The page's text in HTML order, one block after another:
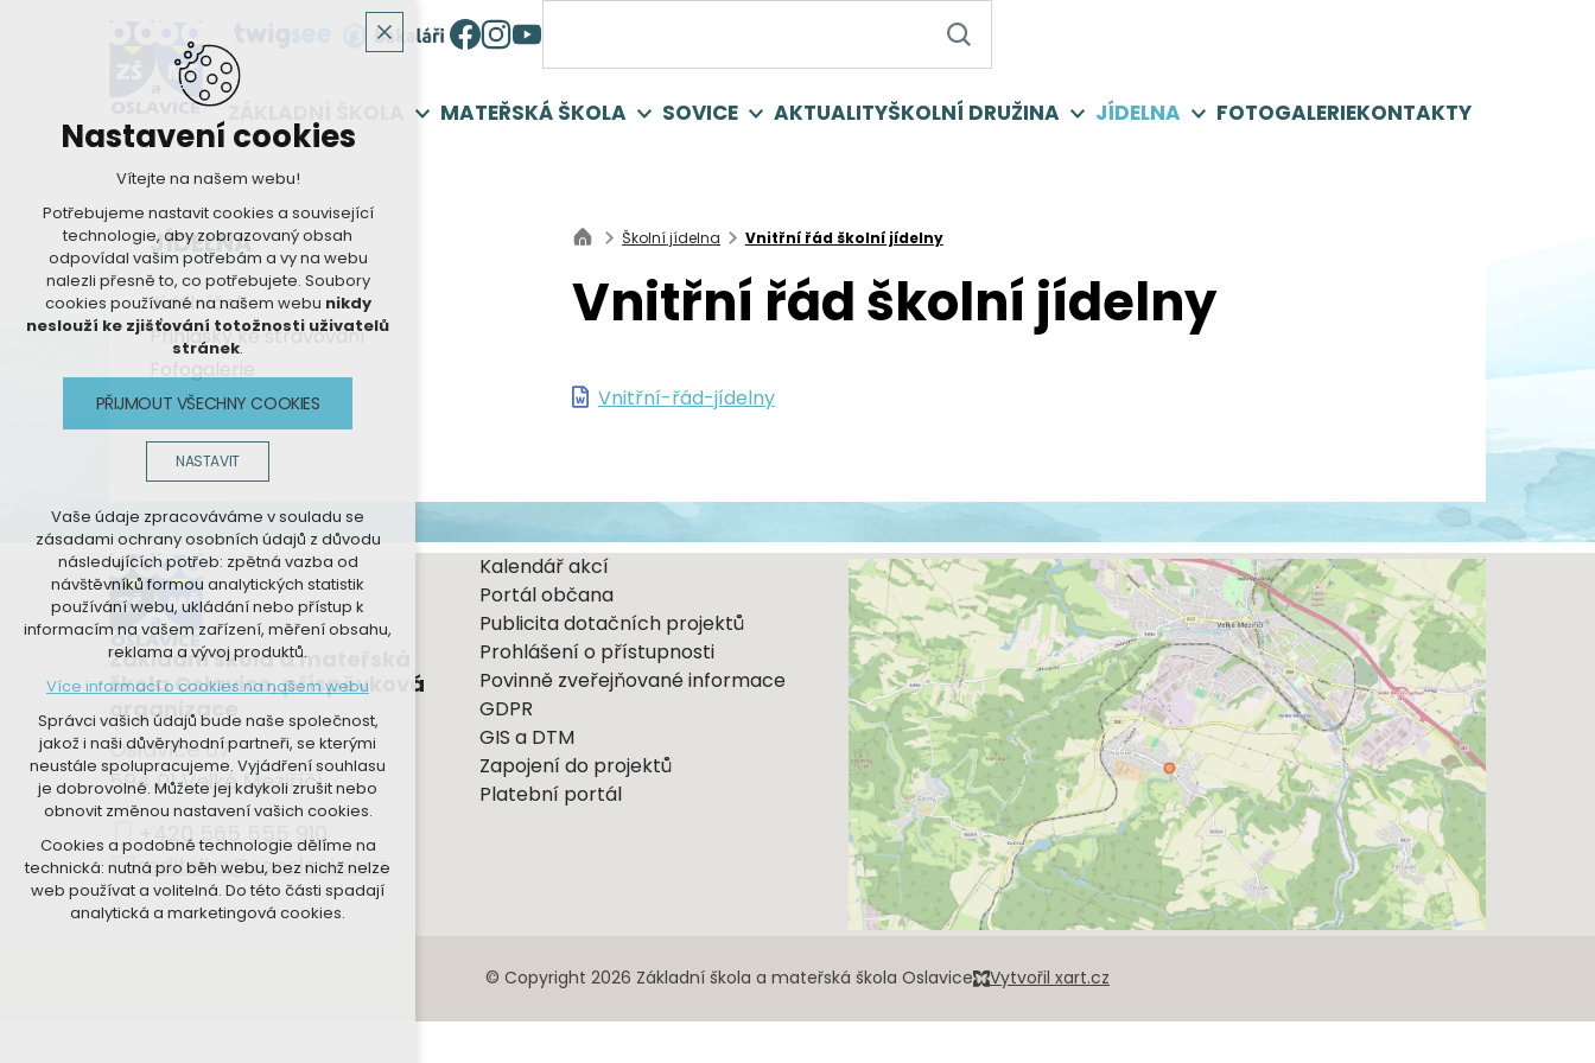
MATEŘSKÁ ŠKOLA SOVICE AKTUALITYŠKOLNÍ DRUŽINA JÍDELNA FOTOGALERIEKONTAKTY
Školní jídelna Vnitřní řád školní jídelny
Vnitřní řád školní jídelny
Vnitřní-řád-jídelny
JÍDELNA
Jídelníček
Přihlášky ke stravování
Základní škola a mateřská
škola Oslavice, příspěvková
organizace
Oslavice 67
594 01 Velké Meziříčí
+420 565 555 910
reditelka@zsoslavice.cz
Kalendář akcí
Portál občana
Publicita dotačních projektů
Prohlášení o přístupnosti
Povinně zveřejňované informace
GDPR
GIS a DTM
Zapojení do projektů
Platební portál
© Copyright 2026 Základní škola a mateřská škola Oslavice Vytvořil xart.cz
Nastavení cookies
Vítejte na našem webu!
Potřebujeme nastavit cookies a související
technologie, aby zobrazovaný obsah
odpovídal vašim potřebám a vy na webu
nalezli přesně to, co potřebujete. Soubory
cookies používané na našem webu nikdy
neslouží ke zjišťování totožnosti uživatelů
stránek.
PŘIJMOUT VŠECHNY COOKIES
NASTAVIT
Technická cookies
nutná pro provozování webu
udržení kontextu stránek (session):
případná přihlášení, volby jazyka, apod.
Volitelná cookies
analytická pro anonymizované
vyhodnocení návštěvnosti
marketingová cookies (Google, Seznam,
Facebook)
Více informací o cookies na našem webu
PŘIJMOUT VŠECHNY COOKIES
ODMÍTNOUT VOLITELNÁ
Vaše údaje zpracováváme v souladu se
zásadami ochrany osobních údajů z důvodu
následujících potřeb: zpětná vazba od
návštěvníků formou analytických statistik
používání webu, ukládání nebo přístup k
informacím na vašem zařízení, měření obsahu,
reklama a vývoj produktů.
Více informací o cookies na našem webu
Správci vašich údajů bude naše společnost,
jakož i naši důvěryhodní partneři, se kterými
neustále spolupracujeme. Vyjádření souhlasu
je dobrovolné. Můžete jej kdykoli zrušit nebo
obnovit změnou nastavení vašich cookies.
Cookies a podobné technologie dělíme na
technická: nutná pro běh webu, bez nichž nelze
web používat a volitelná. Do této části spadají
analytická a marketingová cookies.